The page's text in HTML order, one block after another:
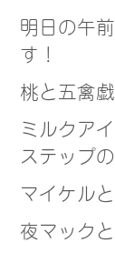
明日の午
す！
桃と五禽戯
ミルクア
ステップ
マイケル
夜マック